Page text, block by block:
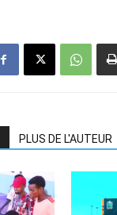
PLUS DE L'AUTEUR